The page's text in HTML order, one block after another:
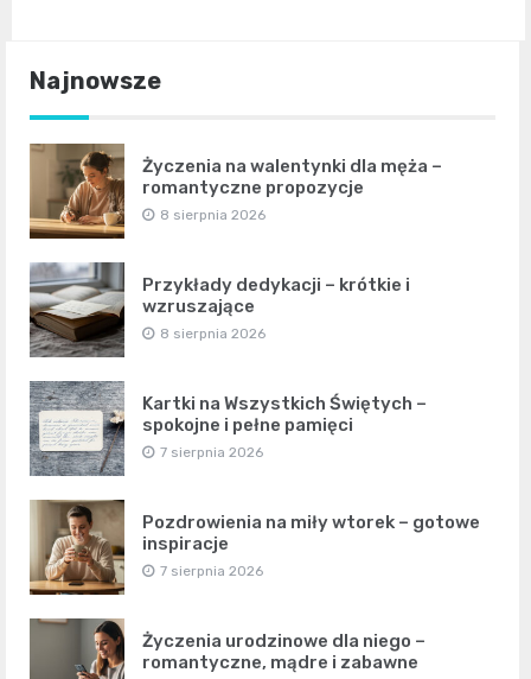
Najnowsze
Życzenia na walentynki dla męża –
romantyczne propozycje
8 sierpnia 2026
Przykłady dedykacji – krótkie i
wzruszające
8 sierpnia 2026
Kartki na Wszystkich Świętych –
spokojne i pełne pamięci
7 sierpnia 2026
Pozdrowienia na miły wtorek – gotowe
inspiracje
7 sierpnia 2026
Życzenia urodzinowe dla niego –
romantyczne, mądre i zabawne